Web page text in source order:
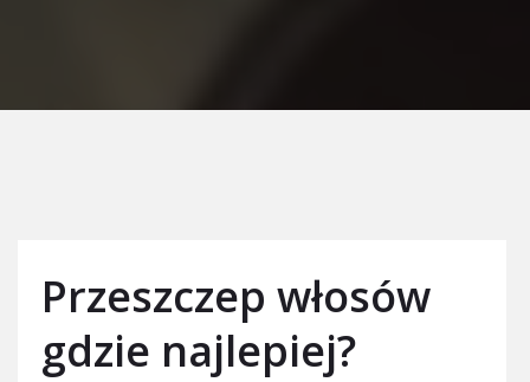
Przeszczep włosów
gdzie najlepiej?